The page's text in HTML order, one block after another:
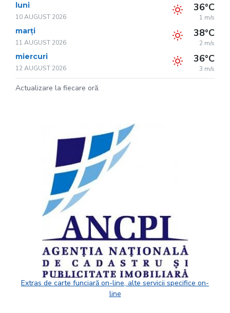
luni
10 AUGUST 2026
36°C
1 m/s
marți
11 AUGUST 2026
38°C
2 m/s
miercuri
12 AUGUST 2026
36°C
3 m/s
Actualizare la fiecare oră.
Extras de carte funciară on-line, alte servicii specifice on-
line